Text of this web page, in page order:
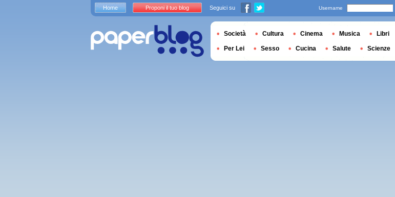
Home Proponi il tuo blog Seguici su Username
Società Cultura Cinema Musica Libri
Per Lei Sesso Cucina Salute Scienze